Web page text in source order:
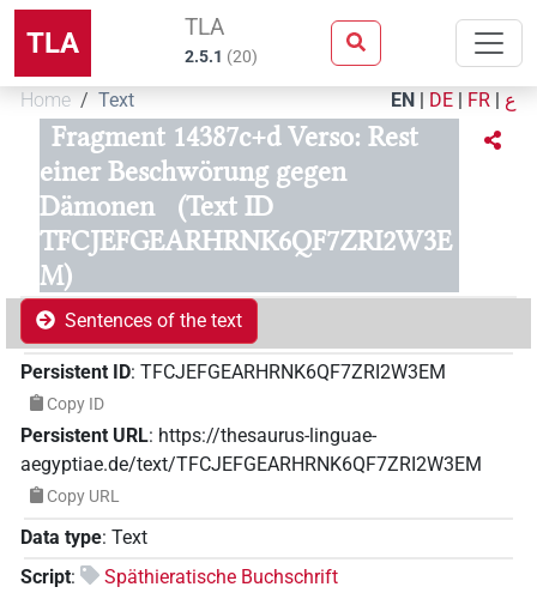
TLA TLA
2.5.1 (20)
Home Text EN | DE | FR | ع
Fragment 14387c+d Verso: Rest
einer Beschwörung gegen
Dämonen
(Text ID
TFCJEFGEARHRNK6QF7ZRI2W3E
M)
Sentences of the text
Persistent ID: TFCJEFGEARHRNK6QF7ZRI2W3EM
Copy ID
Persistent URL: https://thesaurus-linguae-
aegyptiae.de/text/TFCJEFGEARHRNK6QF7ZRI2W3EM
Copy URL
Data type: Text
Script:
Späthieratische Buchschrift